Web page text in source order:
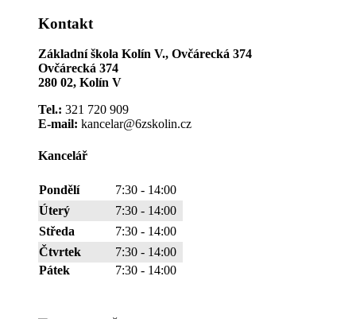
Kontakt
Základní škola Kolín V., Ovčárecká 374
Ovčárecká 374
280 02, Kolín V
Tel.: 321 720 909
E-mail: kancelar@6zskolin.cz
Kancelář
Pondělí
7:30 - 14:00
Úterý
7:30 - 14:00
Středa
7:30 - 14:00
Čtvrtek
7:30 - 14:00
Pátek
7:30 - 14:00